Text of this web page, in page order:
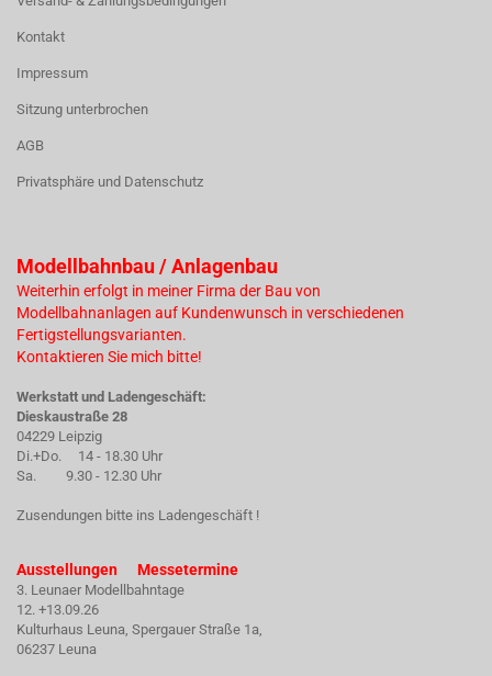
Kontakt
Impressum
Sitzung unterbrochen
AGB
Privatsphäre und Datenschutz
Modellbahnbau / Anlagenbau
Weiterhin erfolgt in meiner Firma der Bau von
Modellbahnanlagen auf Kundenwunsch in verschiedenen
Fertigstellungsvarianten.
Kontaktieren Sie mich bitte!
Werkstatt und Ladengeschäft:
Dieskaustraße 28
04229 Leipzig
Di.+Do. 14 - 18.30 Uhr
Sa. 9.30 - 12.30 Uhr
Zusendungen bitte ins Ladengeschäft !
Ausstellungen Messetermine
3. Leunaer Modellbahntage
12. +13.09.26
Kulturhaus Leuna, Spergauer Straße 1a,
06237 Leuna